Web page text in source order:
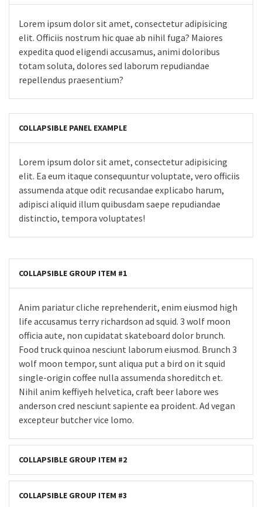
Lorem ipsum dolor sit amet, consectetur adipisicing
elit. Officiis nostrum hic quae ab nihil fuga? Maiores
expedita quod eligendi accusamus, animi doloribus
totam soluta, dolores sed laborum repudiandae
repellendus praesentium?
COLLAPSIBLE PANEL EXAMPLE
Lorem ipsum dolor sit amet, consectetur adipisicing
elit. Ea eum itaque consequuntur voluptate, vero officiis
assumenda atque odit recusandae explicabo harum,
adipisci aliquid illum quibusdam saepe repudiandae
distinctio, tempora voluptates!
COLLAPSIBLE GROUP ITEM #1
Anim pariatur cliche reprehenderit, enim eiusmod high
life accusamus terry richardson ad squid. 3 wolf moon
officia aute, non cupidatat skateboard dolor brunch.
Food truck quinoa nesciunt laborum eiusmod. Brunch 3
wolf moon tempor, sunt aliqua put a bird on it squid
single-origin coffee nulla assumenda shoreditch et.
Nihil anim keffiyeh helvetica, craft beer labore wes
anderson cred nesciunt sapiente ea proident. Ad vegan
excepteur butcher vice lomo.
COLLAPSIBLE GROUP ITEM #2
COLLAPSIBLE GROUP ITEM #3